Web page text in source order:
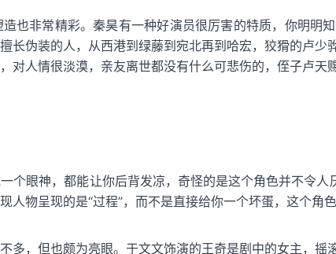
也非常精彩。秦昊有一种好演员很厉害的特质，你明明
长伪装的人，从西港到绿藤到宛北再到哈宏，狡猾的卢
对人情很淡漠，亲友离世都没有什么可悲伤的，侄子卢天
个眼神，都能让你后背发凉，奇怪的是这个角色并不令人
物呈现的是“过程”，而不是直接给你一个坏蛋，这个角
多，但也颇为亮眼。于文文饰演的王奇是剧中的女主，